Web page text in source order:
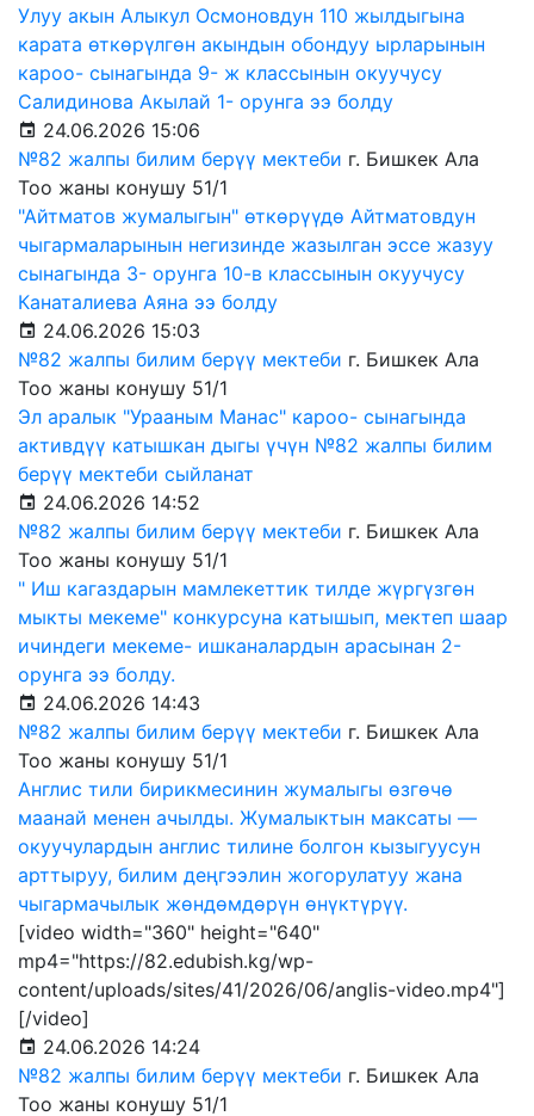
Улуу акын Алыкул Осмоновдун 110 жылдыгына
карата өткөрүлгөн акындын обондуу ырларынын
кароо- сынагында 9- ж классынын окуучусу
Салидинова Акылай 1- орунга ээ болду
24.06.2026 15:06
№82 жалпы билим берүү мектеби г. Бишкек Ала
Тоо жаны конушу 51/1
"Айтматов жумалыгын" өткөрүүдө Айтматовдун
чыгармаларынын негизинде жазылган эссе жазуу
сынагында 3- орунга 10-в классынын окуучусу
Канаталиева Аяна ээ болду
24.06.2026 15:03
№82 жалпы билим берүү мектеби г. Бишкек Ала
Тоо жаны конушу 51/1
Эл аралык "Урааным Манас" кароо- сынагында
активдүү катышкан дыгы үчүн №82 жалпы билим
берүү мектеби сыйланат
24.06.2026 14:52
№82 жалпы билим берүү мектеби г. Бишкек Ала
Тоо жаны конушу 51/1
" Иш кагаздарын мамлекеттик тилде жүргүзгөн
мыкты мекеме" конкурсуна катышып, мектеп шаар
ичиндеги мекеме- ишканалардын арасынан 2-
орунга ээ болду.
24.06.2026 14:43
№82 жалпы билим берүү мектеби г. Бишкек Ала
Тоо жаны конушу 51/1
Англис тили бирикмесинин жумалыгы өзгөчө
маанай менен ачылды. Жумалыктын максаты —
окуучулардын англис тилине болгон кызыгуусун
арттыруу, билим деңгээлин жогорулатуу жана
чыгармачылык жөндөмдөрүн өнүктүрүү.
[video width="360" height="640"
mp4="https://82.edubish.kg/wp-
content/uploads/sites/41/2026/06/anglis-video.mp4"]
[/video]
24.06.2026 14:24
№82 жалпы билим берүү мектеби г. Бишкек Ала
Тоо жаны конушу 51/1